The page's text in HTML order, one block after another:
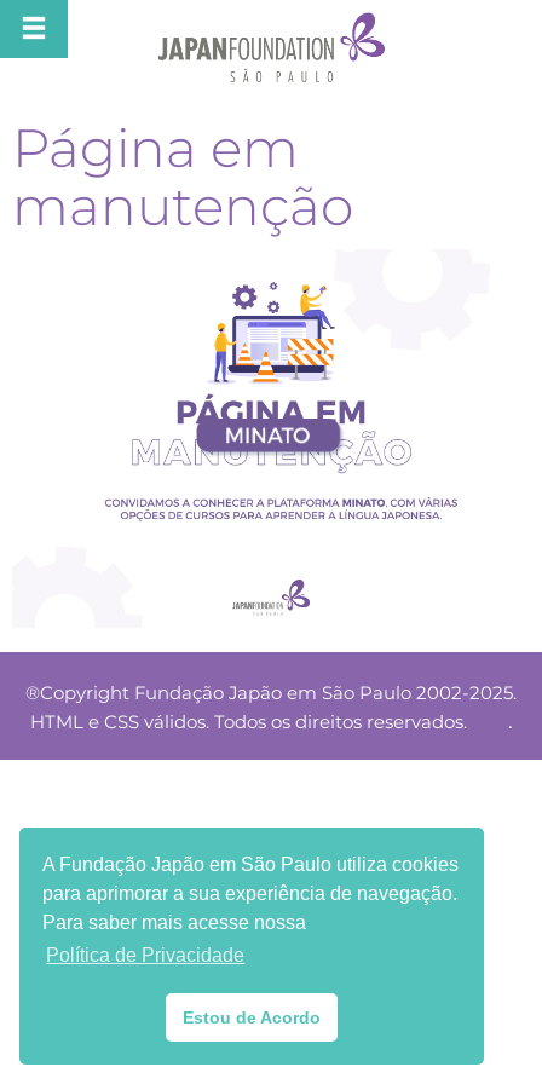
Página em
manutenção
®Copyright Fundação Japão em São Paulo 2002-2025.
HTML e CSS válidos. Todos os direitos reservados.
.
A Fundação Japão em São Paulo utiliza cookies
para aprimorar a sua experiência de navegação.
Para saber mais acesse nossa
Política de Privacidade
Estou de Acordo